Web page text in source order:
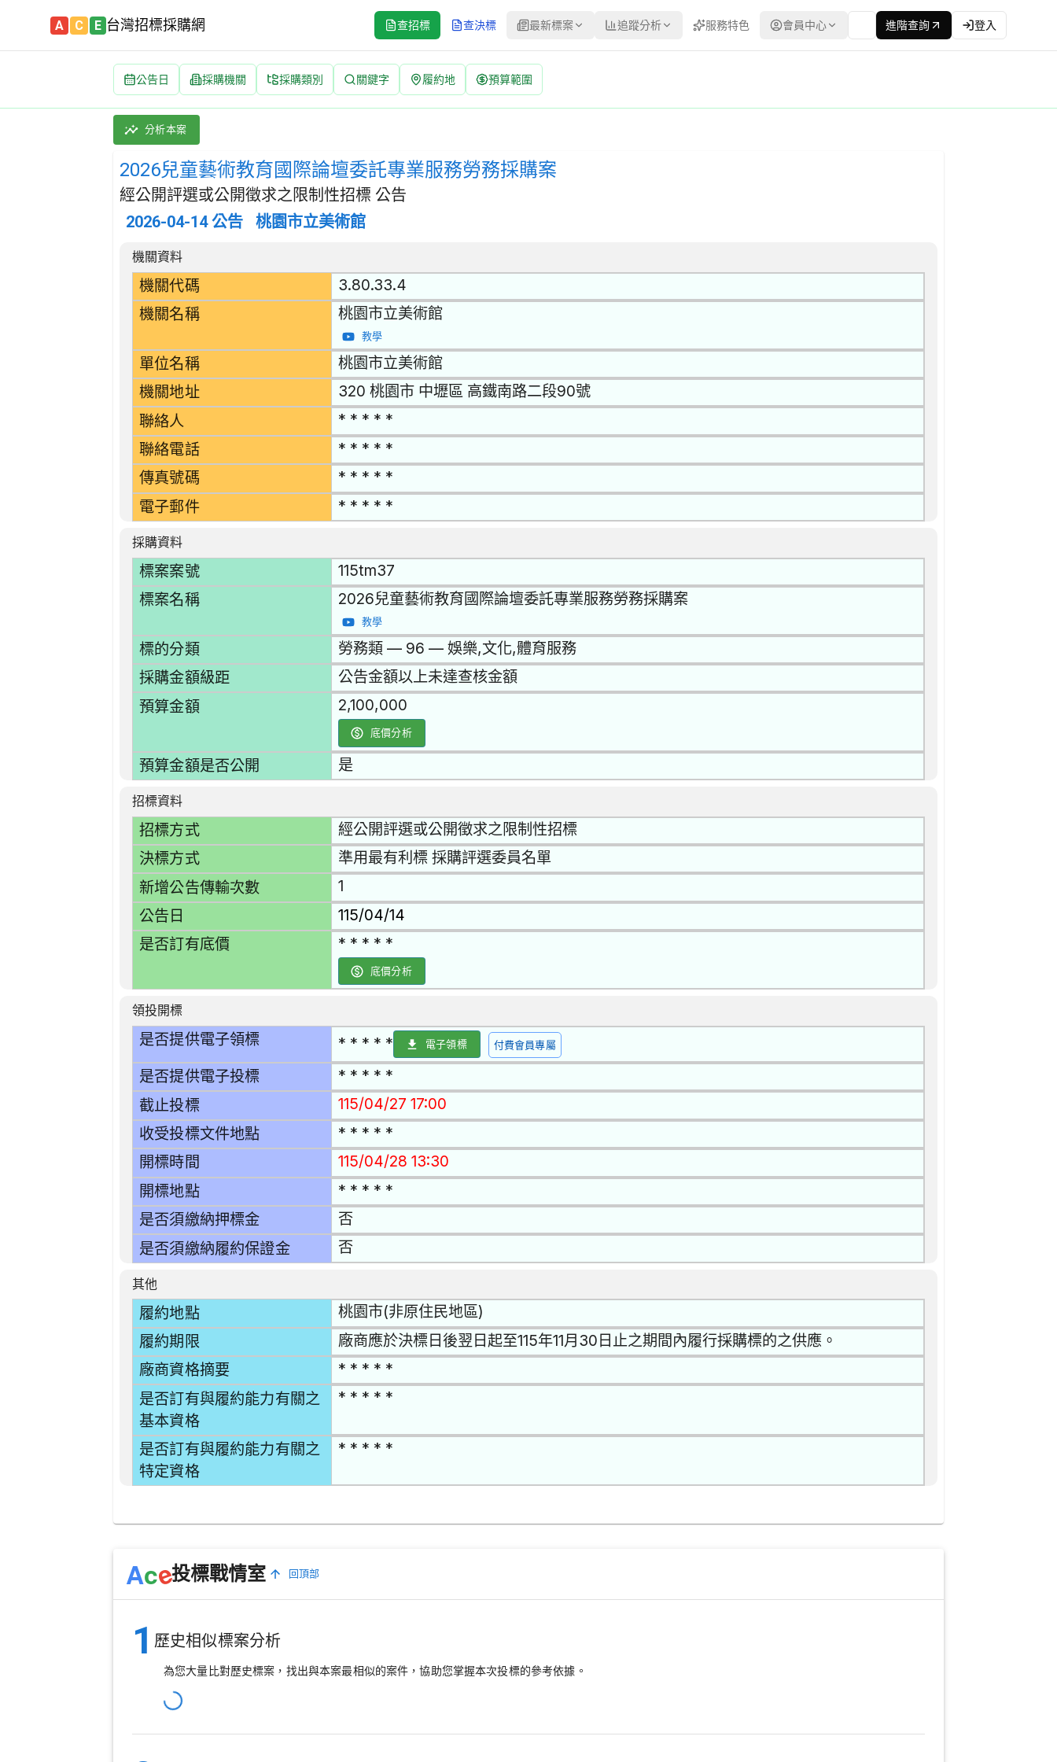
A C E 台灣招標採購網 查招標 查決標 最新標案 追蹤分析 服務特色 會員中心 進階查詢 登入
公告日 採購機關 採購類別 關鍵字 履約地 預算範圍
2026兒童藝術教育國際論壇委託專業服務勞務採購案 招標公告 | 案號：115tm37 | 經公開評選或公開徵求之限制性招標 公告
採購類別：勞務類 娛樂,文化,體育服務 | 招標方式：經公開評選或公開徵求之限制性招標 | 決標方式：準用最有利標 採購評選委員名單 | 資料來源：台灣政府電子採購
分析本案
2026兒童藝術教育國際論壇委託專業服務勞務採購案
經公開評選或公開徵求之限制性招標 公告
2026-04-14 公告 桃園市立美術館
招標公告詳細內容
機關資料
機關代碼 3.80.33.4
機關名稱 桃園市立美術館
教學
單位名稱 桃園市立美術館
機關地址 320 桃園市 中壢區 高鐵南路二段90號
聯絡人 * * * * *
聯絡電話 * * * * *
傳真號碼 * * * * *
電子郵件 * * * * *
採購資料
標案案號 115tm37
標案名稱 2026兒童藝術教育國際論壇委託專業服務勞務採購案
教學
標的分類 勞務類 — 96 — 娛樂,文化,體育服務
採購金額級距 公告金額以上未達查核金額
預算金額 2,100,000
底價分析
預算金額是否公開 是
招標資料
招標方式 經公開評選或公開徵求之限制性招標
決標方式 準用最有利標 採購評選委員名單
新增公告傳輸次數 1
公告日 115/04/14
是否訂有底價 * * * * *
底價分析
領投開標
是否提供電子領標 * * * * * 電子領標 付費會員專屬
是否提供電子投標 * * * * *
截止投標 115/04/27 17:00
收受投標文件地點 * * * * *
開標時間 115/04/28 13:30
開標地點 * * * * *
是否須繳納押標金 否
是否須繳納履約保證金 否
其他
履約地點 桃園市(非原住民地區)
履約期限 廠商應於決標日後翌日起至115年11月30日止之期間內履行採購標的之供應。
廠商資格摘要 * * * * *
是否訂有與履約能力有關之
基本資格
* * * * *
是否訂有與履約能力有關之
特定資格
* * * * *
Ace投標戰情室 回頂部
1 歷史相似標案分析
為您大量比對歷史標案，找出與本案最相似的案件，協助您掌握本次投標的參考依據。